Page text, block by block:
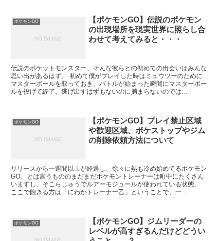
ポケモンGO
【ポケモンGO】伝説のポケモン
の出現場所を現実世界に照らし合
わせて考えてみると・・・
伝説のポケットモンスター、そんな彼らとの初めての出会いはみんな
思い出があるはず。 初めて僕がプレイした時はミュウツーのために
マスターボールを取っておき、バトルが始まった瞬間にマスターボー
ルを投げて終了。逃げ出すはずもないのに捕まらないのでは...
ポケモンGO
【ポケモンGO】プレイ禁止区域
や歓迎区域、ポケストップやジム
の削除依頼方法について
リリースから一週間以上が経過し、徐々に熱も冷め始めてるポケモン
GO。とは言うもののまだまだポケモントレーナーは町中にたくさん
いますし、そこらじゅうでルアーモジュールが使われている状態。
ここで飽きる方は「にわかトレーナー乙」ということで、一...
ポケモンGO
【ポケモンGO】ジムリーダーの
レベルが高すぎるんだけどどうい